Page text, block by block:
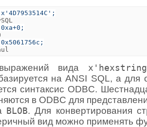
x'4D7953514C';
0xa+0;
0x5061756c;
вида
на ANSI SQL, а для
синтаксис ODBC.
в ODBC для
BLOB. Для конвертирования
вид можно применять